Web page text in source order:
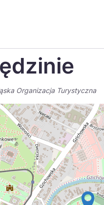
日本
Organizacja Turystyczna